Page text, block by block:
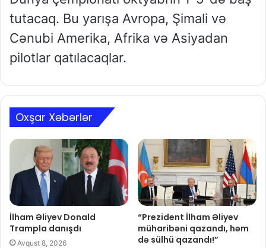
tutacaq. Bu yarışa Avropa, Şimali və
Cənubi Amerika, Afrika və Asiyadan
pilotlar qatılacaqlar.
Oxşar Xəbərlər
İlham Əliyev Donald
Trampla danışdı
Avqust 8, 2026
“Prezident İlham Əliyev
müharibəni qazandı, həm
də sülhü qazandı!”